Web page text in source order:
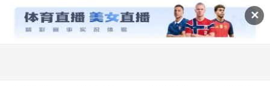
✕
全国天气